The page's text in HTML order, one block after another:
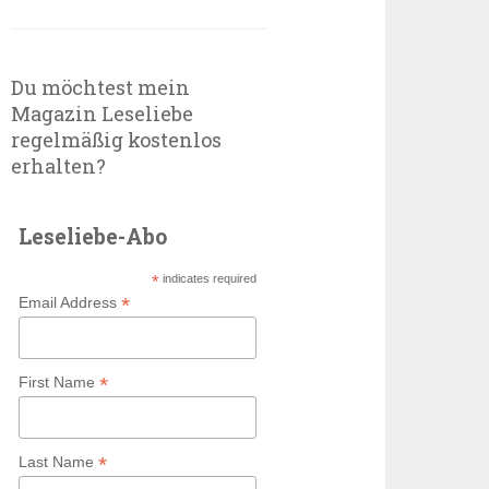
Du möchtest mein
Magazin Leseliebe
regelmäßig kostenlos
erhalten?
Leseliebe-Abo
* indicates required
Email Address*
First Name*
Last Name*